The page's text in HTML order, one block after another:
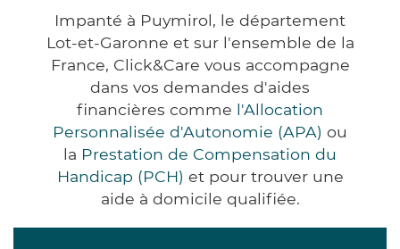
Impanté à Puymirol, le département
Lot-et-Garonne et sur l'ensemble de la
France, Click&Care vous accompagne
dans vos demandes d'aides
financières comme l'Allocation
Personnalisée d'Autonomie (APA) ou
la Prestation de Compensation du
Handicap (PCH) et pour trouver une
aide à domicile qualifiée.